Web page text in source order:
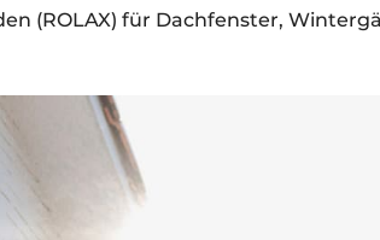
(ROLAX) für Dachfenster,